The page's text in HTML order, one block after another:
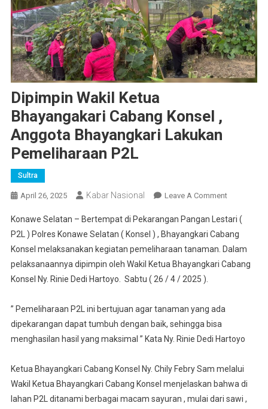
Dipimpin Wakil Ketua
Bhayangakari Cabang Konsel ,
Anggota Bhayangkari Lakukan
Pemeliharaan P2L
Sultra
April 26, 2025 Kabar Nasional Leave A CommentOn
Wakil
Ketua
Cabang
Konawe Selatan – Bertempat di Pekarangan Pangan Lestari (
P2L ) Polres Konawe Selatan ( Konsel ) , Bhayangkari Cabang
Konsel melaksanakan kegiatan pemeliharaan tanaman. Dalam
pelaksanaannya dipimpin oleh Wakil Ketua Bhayangkari Cabang
Konsel Ny. Rinie Dedi Hartoyo. Sabtu ( 26 / 4 / 2025 ).
” Pemeliharaan P2L ini bertujuan agar tanaman yang ada
dipekarangan dapat tumbuh dengan baik, sehingga bisa
menghasilan hasil yang maksimal ” Kata Ny. Rinie Dedi Hartoyo
Ketua Bhayangkari Cabang Konsel Ny. Chily Febry Sam melalui
Wakil Ketua Bhayangkari Cabang Konsel menjelaskan bahwa di
lahan P2L ditanami berbagai macam sayuran , mulai dari sawi ,